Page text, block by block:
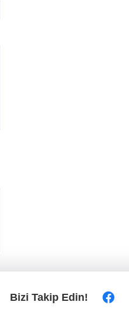
Bizi Takip Edin!